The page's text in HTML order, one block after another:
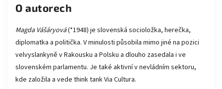
O autorech
Magda Vášáryová(*1948) je slovenská socioložka, herečka,
diplomatka a politička. V minulosti působila mimo jiné na pozici
velvyslankyně v Rakousku a Polsku a dlouho zasedala i ve
slovenském parlamentu. Je také aktivní v nevládním sektoru,
kde založila a vede think tank Via Cultura.